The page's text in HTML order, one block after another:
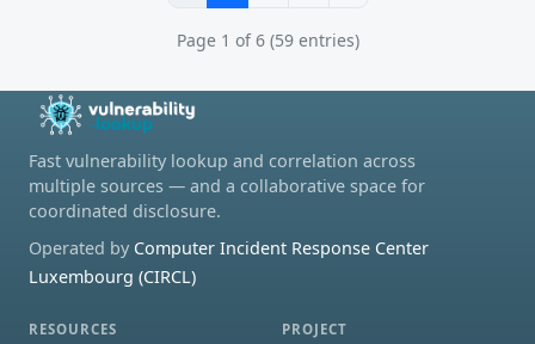
Page 1 of 6 (59 entries)
Fast vulnerability lookup and correlation across
multiple sources — and a collaborative space for
coordinated disclosure.
Operated by Computer Incident Response Center
Luxembourg (CIRCL)
RESOURCES PROJECT